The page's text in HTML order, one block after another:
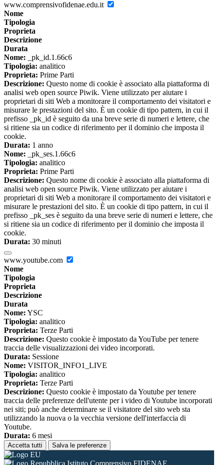
www.comprensivofidenae.edu.it
Nome
Tipologia
Proprieta
Descrizione
Durata
Nome: _pk_id.1.66c6
Tipologia: analitico
Proprieta: Prime Parti
Descrizione: Questo nome di cookie è associato alla piattaforma di
analisi web open source Piwik. Viene utilizzato per aiutare i
proprietari di siti Web a monitorare il comportamento dei visitatori e
misurare le prestazioni del sito. È un cookie di tipo pattern, in cui il
prefisso _pk_id è seguito da una breve serie di numeri e lettere, che
si ritiene sia un codice di riferimento per il dominio che imposta il
cookie.
Durata: 1 anno
Nome: _pk_ses.1.66c6
Tipologia: analitico
Proprieta: Prime Parti
Descrizione: Questo nome di cookie è associato alla piattaforma di
analisi web open source Piwik. Viene utilizzato per aiutare i
proprietari di siti Web a monitorare il comportamento dei visitatori e
misurare le prestazioni del sito. È un cookie di tipo pattern, in cui il
prefisso _pk_ses è seguito da una breve serie di numeri e lettere, che
si ritiene sia un codice di riferimento per il dominio che imposta il
cookie.
Durata: 30 minuti
www.youtube.com
Nome
Tipologia
Proprieta
Descrizione
Durata
Nome: YSC
Tipologia: analitico
Proprieta: Terze Parti
Descrizione: Questo cookie è impostato da YouTube per tenere
traccia delle visualizzazioni dei video incorporati.
Durata: Sessione
Nome: VISITOR_INFO1_LIVE
Tipologia: analitico
Proprieta: Terze Parti
Descrizione: Questo cookie è impostato da Youtube per tenere
traccia delle preferenze dell'utente per i video di Youtube incorporati
nei siti; può anche determinare se il visitatore del sito web sta
utilizzando la nuova o la vecchia versione dell'interfaccia di
Youtube.
Durata: 6 mesi
Accetta tutti Salva le preferenze